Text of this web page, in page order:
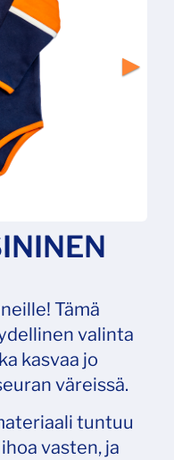
Tämä
valinta
kasvaa jo
väreissä.
tuntuu
vasten, ja